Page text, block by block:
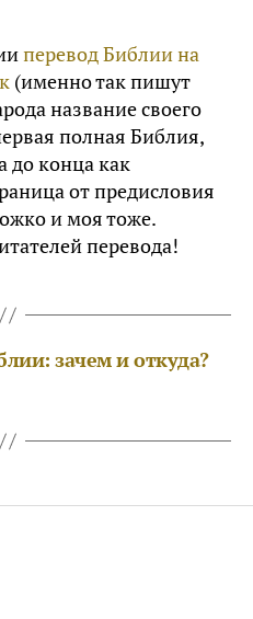
перевод Библии на
(именно так пишут
название своего
полная Библия,
до конца как
от предисловия
и моя тоже.
перевода!
зачем и откуда?